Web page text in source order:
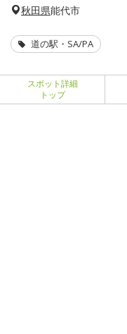
秋田県能代市
道の駅・SA/PA
スポット詳細
トップ